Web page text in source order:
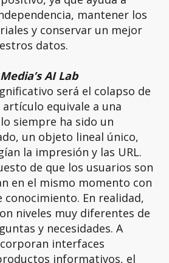
mantener los
y conservar un mejor
datos.
AI Lab
será el colapso de
artículo equivale a una
siempre ha sido un
un objeto lineal único,
la impresión y las URL.
de que los usuarios son
en el mismo momento con
conocimiento. En realidad,
niveles muy diferentes de
y necesidades. A
interfaces
informativos, el